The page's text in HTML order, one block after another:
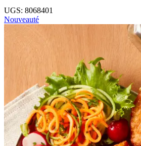
UGS: 8068401
Nouveauté